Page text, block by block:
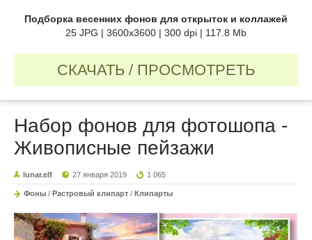
Подборка весенних фонов для открыток и коллажей
25 JPG | 3600x3600 | 300 dpi | 117.8 Mb
СКАЧАТЬ / ПРОСМОТРЕТЬ
Набор фонов для фотошопа -
Живописные пейзажи
lunar.elf 27 января 2019 1 065
Фоны / Растровый клипарт / Клипарты